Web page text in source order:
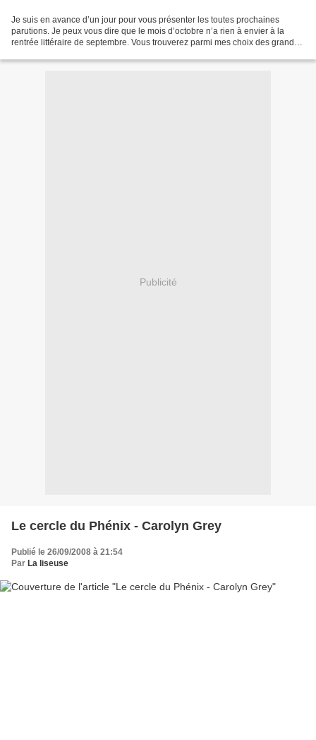
Je suis en avance d’un jour pour vous présenter les toutes prochaines
parutions. Je peux vous dire que le mois d’octobre n’a rien à envier à la
rentrée littéraire de septembre. Vous trouverez parmi mes choix des grands
Publicité
Le cercle du Phénix - Carolyn Grey
Publié le 26/09/2008 à 21:54
Par La liseuse